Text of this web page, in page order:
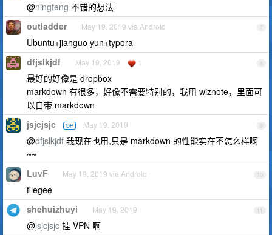
@ningfeng 不错的想法
7
outladder May 19, 2019 via Android
Ubuntu+jianguo yun+typora
8
dfjslkjdf May 19, 2019 1
最好的好像是 dropbox
markdown 有很多，好像不需要特别的，我用 wiznote，里面可
以自带 markdown
9
jsjcjsjc OP May 19, 2019
@dfjslkjdf 我现在也用,只是 markdown 的性能实在不怎么样啊
~~
10
LuvF May 19, 2019 via Android
filegee
11
shehuizhuyi May 19, 2019
@jsjcjsjc 挂 VPN 啊